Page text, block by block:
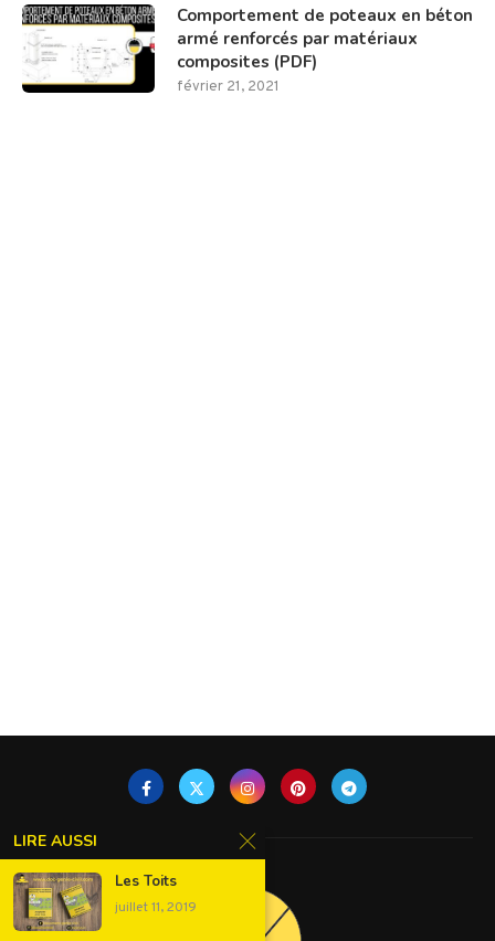
Comportement de poteaux en béton
armé renforcés par matériaux
composites (PDF)
février 21, 2021
LIRE AUSSI
Les Toits
juillet 11, 2019